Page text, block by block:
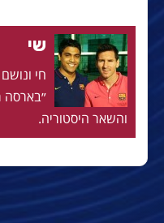
שי
״בארסה
והשאר היסטוריה.